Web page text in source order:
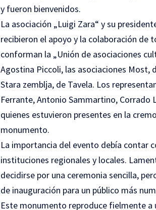
y fueron bienvenidos.
La asociación „Luigi Zara“ y su
recibieron el apoyo y la colaboración de
conforman la „Unión de asociaciones
Agostina Piccoli, las asociaciones Most,
Stara zemblja, de Tavela. Los
Ferrante, Antonio Sammartino, Corrado
quienes estuvieron presentes en la
monumento.
La importancia del evento debía contar
instituciones regionales y locales.
decidirse por una ceremonia sencilla,
de inauguración para un público más
Este monumento reproduce fielmente a